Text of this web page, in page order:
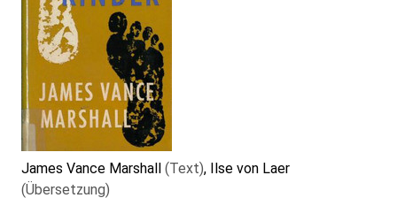
James Vance Marshall (Text), Ilse von Laer
(Übersetzung)